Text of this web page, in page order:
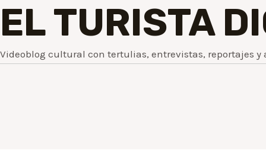
EL TURISTA
Videoblog cultural con tertulias, entrevistas, reportajes y